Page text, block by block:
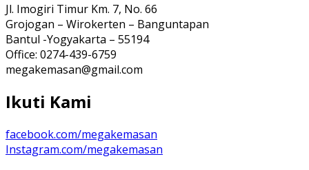
Jl. Imogiri Timur Km. 7, No. 66
Grojogan – Wirokerten – Banguntapan
Bantul -Yogyakarta – 55194
Office: 0274-439-6759
megakemasan@gmail.com
Ikuti Kami
facebook.com/megakemasan
Instagram.com/megakemasan